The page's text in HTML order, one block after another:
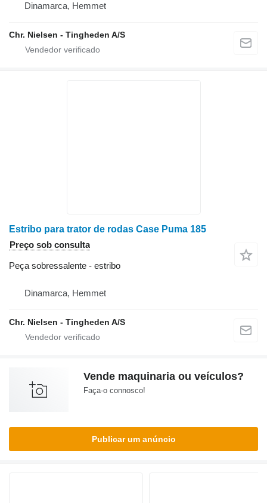
Dinamarca, Hemmet
Chr. Nielsen - Tingheden A/S
Estribo para trator de rodas Case Puma 185
Preço sob consulta
Peça sobressalente - estribo
Dinamarca, Hemmet
Chr. Nielsen - Tingheden A/S
Vende maquinaria ou veículos?
Faça-o connosco!
Publicar um anúncio